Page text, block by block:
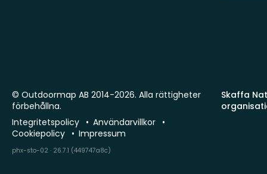
Skaffa
© Outdoormap AB 2014-2026. Alla rättigheter
förbehållna.
Integritetspolicy
Användarvillkor
Cookiepolicy
Impressum
phx-sto-02 · 26.7.1 (449747a8c)